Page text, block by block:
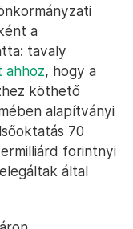
a
tavaly
ahhoz, hogy a
köthető
alapítványi
70
forintnyi
által